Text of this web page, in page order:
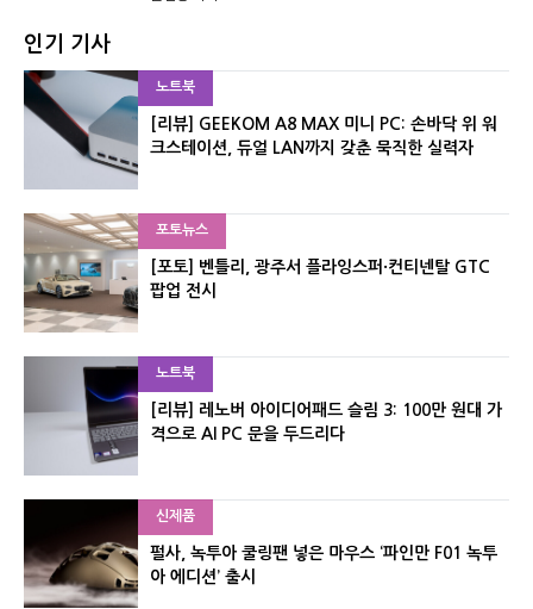
인기 기사
노트북
[리뷰] GEEKOM A8 MAX 미니 PC: 손바닥 위 워
크스테이션, 듀얼 LAN까지 갖춘 묵직한 실력자
포토뉴스
[포토] 벤틀리, 광주서 플라잉스퍼·컨티넨탈 GTC
팝업 전시
노트북
[리뷰] 레노버 아이디어패드 슬림 3: 100만 원대 가
격으로 AI PC 문을 두드리다
신제품
펄사, 녹투아 쿨링팬 넣은 마우스 ‘파인만 F01 녹투
아 에디션’ 출시